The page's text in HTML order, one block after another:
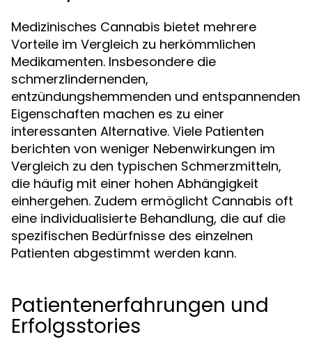
Medizinisches Cannabis bietet mehrere
Vorteile im Vergleich zu herkömmlichen
Medikamenten. Insbesondere die
schmerzlindernenden,
entzündungshemmenden und entspannenden
Eigenschaften machen es zu einer
interessanten Alternative. Viele Patienten
berichten von weniger Nebenwirkungen im
Vergleich zu den typischen Schmerzmitteln,
die häufig mit einer hohen Abhängigkeit
einhergehen. Zudem ermöglicht Cannabis oft
eine individualisierte Behandlung, die auf die
spezifischen Bedürfnisse des einzelnen
Patienten abgestimmt werden kann.
Patientenerfahrungen und
Erfolgsstories